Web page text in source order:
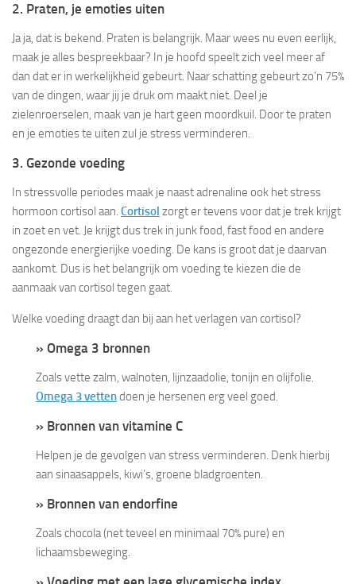
2. Praten, je emoties uiten
Ja ja, dat is bekend. Praten is belangrijk. Maar wees nu even eerlijk,
maak je alles bespreekbaar? In je hoofd speelt zich veel meer af
dan dat er in werkelijkheid gebeurt. Naar schatting gebeurt zo’n 75%
van de dingen, waar jij je druk om maakt niet. Deel je
zielenroerselen, maak van je hart geen moordkuil. Door te praten
en je emoties te uiten zul je stress verminderen.
3. Gezonde voeding
In stressvolle periodes maak je naast adrenaline ook het stress
hormoon cortisol aan. Cortisol zorgt er tevens voor dat je trek krijgt
in zoet en vet. Je krijgt dus trek in junk food, fast food en andere
ongezonde energierijke voeding. De kans is groot dat je daarvan
aankomt. Dus is het belangrijk om voeding te kiezen die de
aanmaak van cortisol tegen gaat.
Welke voeding draagt dan bij aan het verlagen van cortisol?
» Omega 3 bronnen
Zoals vette zalm, walnoten, lijnzaadolie, tonijn en olijfolie.
Omega 3 vettendoen je hersenen erg veel goed.
» Bronnen van vitamine C
Helpen je de gevolgen van stress verminderen. Denk hierbij
aan sinaasappels, kiwi’s, groene bladgroenten.
» Bronnen van endorfine
Zoals chocola (net teveel en minimaal 70% pure) en
lichaamsbeweging.